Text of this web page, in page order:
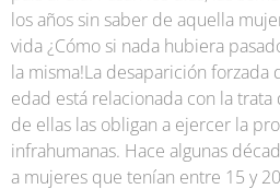
los años sin saber de aquella
vida ¿Cómo si nada hubiera
la misma!La desaparición
edad está relacionada con la trata
de ellas las obligan a ejercer la
infrahumanas. Hace algunas
a mujeres que tenían entre 15 y